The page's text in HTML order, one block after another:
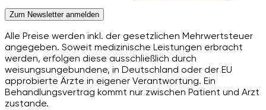
Zum Newsletter anmelden
Alle Preise werden inkl. der gesetzlichen Mehrwertsteuer
angegeben. Soweit medizinische Leistungen erbracht
werden, erfolgen diese ausschließlich durch
weisungsungebundene, in Deutschland oder der EU
approbierte Ärzte in eigener Verantwortung. Ein
Behandlungsvertrag kommt nur zwischen Patient und Arzt
zustande.